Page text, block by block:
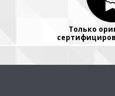
Только